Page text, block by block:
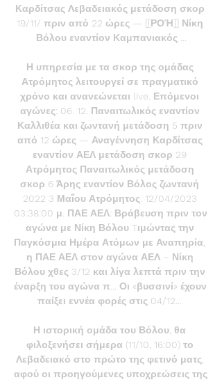
Καρδίτσας Λεβαδειακός μετάδοση σκορ
19/11/ πριν από 22 ώρες — [[ΡΟΉ]] Νίκη
Βόλου εναντίον Καμπανιακός ...
Η υπηρεσία με τα σκορ της ομάδας
Ατρόμητος λειτουργεί σε πραγματικό
χρόνο και ανανεώνεται live. Επόμενοι
αγώνες: 06. 12. Παναιτωλικός εναντίον
Καλλιθέα και ζωντανή μετάδοση 5 πριν
από 12 ώρες — Αναγέννηση Καρδίτσας
εναντίον ΑΕΛ μετάδοση σκορ 29
Ατρόμητος Παναιτωλικός μετάδοση
σκορ 6 Άρης εναντίον Βόλος ζωντανή
2022 3 Μαΐου Ατρόμητος. 12/04/2023
03:38:00 μ. ΠΑΕ ΑΕΛ: Βράβευση πριν τον
αγώνα με Νίκη Βόλου Tιμώντας την
Παγκόσμια Ημέρα Ατόμων με Αναπηρία,
η ΠΑΕ ΑΕΛ στον αγώνα ΑΕΛ – Νίκη
Βόλου χθες 3/12 και λίγα λεπτά πριν την
έναρξη του αγώνα π... Οι «βυσσινί» έχουν
παίξει εννέα φορές στις 04/12...
Η ιστορική ομάδα του Βόλου, θα
φιλοξενήσει σήμερα (11/10, 16:00) το
Λεβαδειακό στο πρώτο της φετινό ματς,
αφού οι προηγούμενες υποχρεώσεις της